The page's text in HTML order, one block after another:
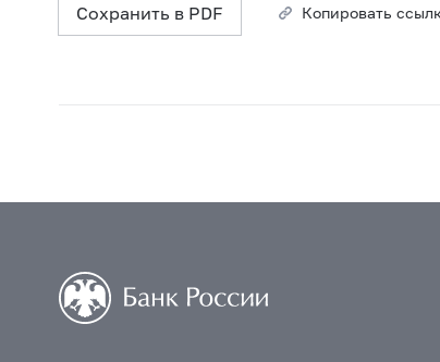
Сохранить в PDF Копировать